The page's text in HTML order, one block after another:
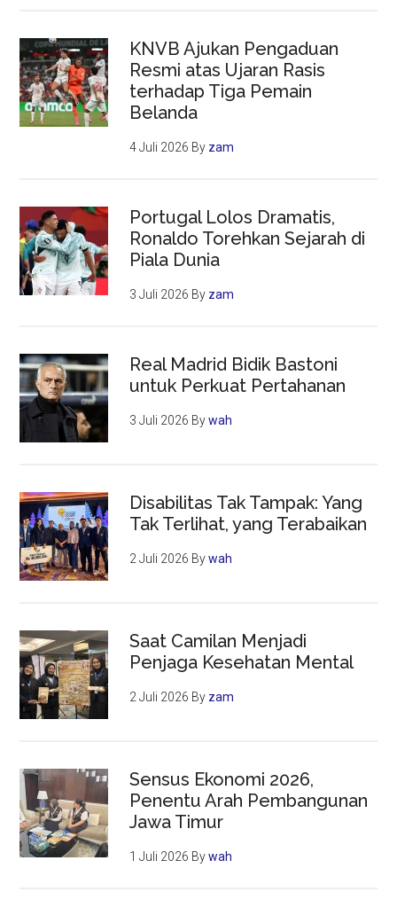
KNVB Ajukan Pengaduan
Resmi atas Ujaran Rasis
terhadap Tiga Pemain
Belanda
4 Juli 2026 By zam
Portugal Lolos Dramatis,
Ronaldo Torehkan Sejarah di
Piala Dunia
3 Juli 2026 By zam
Real Madrid Bidik Bastoni
untuk Perkuat Pertahanan
3 Juli 2026 Bywah
Disabilitas Tak Tampak: Yang
Tak Terlihat, yang Terabaikan
2 Juli 2026 Bywah
Saat Camilan Menjadi
Penjaga Kesehatan Mental
2 Juli 2026 By zam
Sensus Ekonomi 2026,
Penentu Arah Pembangunan
Jawa Timur
1 Juli 2026 Bywah